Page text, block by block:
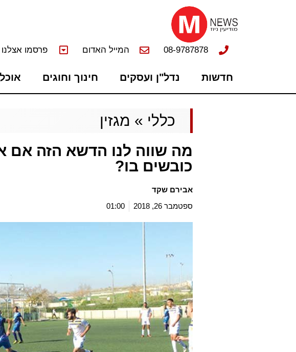
08-9787878 המייל האדום פרסמו אצלנו
חדשות נדל"ן ועסקים חינוך וחוגים
כללי » מגזין
מה שווה לנו הדשא הזה אם
כובשים בו?
אבירם שקד
ספטמבר 26, 2018
01:00